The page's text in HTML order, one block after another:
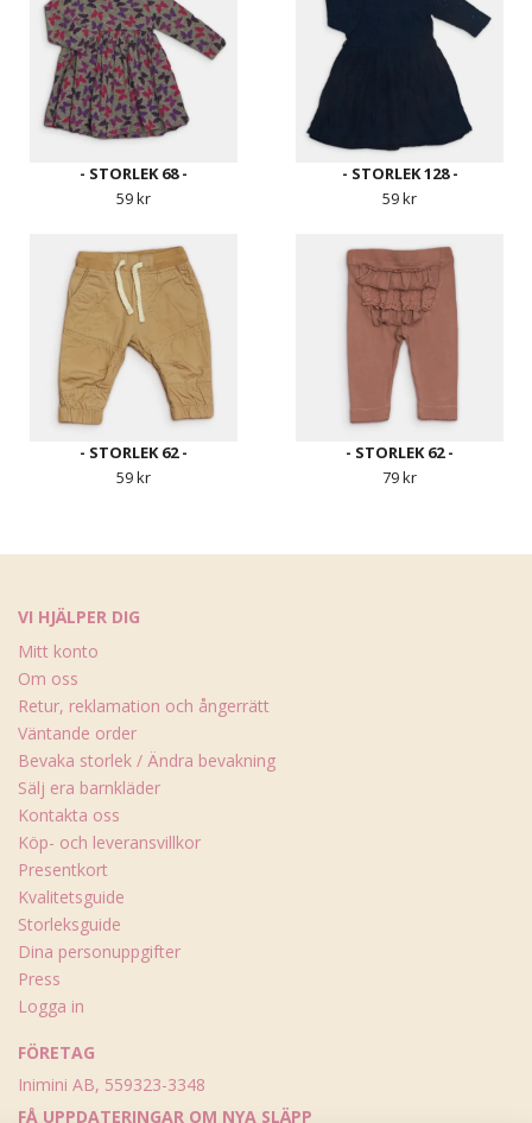
- STORLEK 68 -
59 kr
- STORLEK 128 -
59 kr
- STORLEK 62 -
59 kr
- STORLEK 62 -
79 kr
VI HJÄLPER DIG
Mitt konto
Om oss
Retur, reklamation och ångerrätt
Väntande order
Bevaka storlek / Ändra bevakning
Sälj era barnkläder
Kontakta oss
Köp- och leveransvillkor
Presentkort
Kvalitetsguide
Storleksguide
Dina personuppgifter
Press
Logga in
FÖRETAG
Inimini AB, 559323-3348
FÅ UPPDATERINGAR OM NYA SLÄPP